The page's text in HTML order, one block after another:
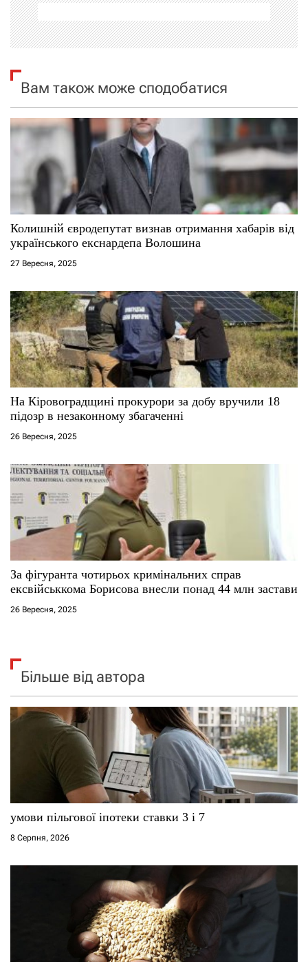
а
ц
і
я
з
п
и
с
в
Вам також може сподобатися
Колишній євродепутат визнав отримання хабарів від
українського екснардепа Волошина
27 Вересня, 2025
На Кіровоградщині прокурори за добу вручили 18
підозр в незаконному збагаченні
26 Вересня, 2025
За фігуранта чотирьох кримінальних справ
ексвійськкома Борисова внесли понад 44 млн застави
26 Вересня, 2025
Більше від автора
умови пільгової іпотеки ставки 3 і 7
8 Серпня, 2026